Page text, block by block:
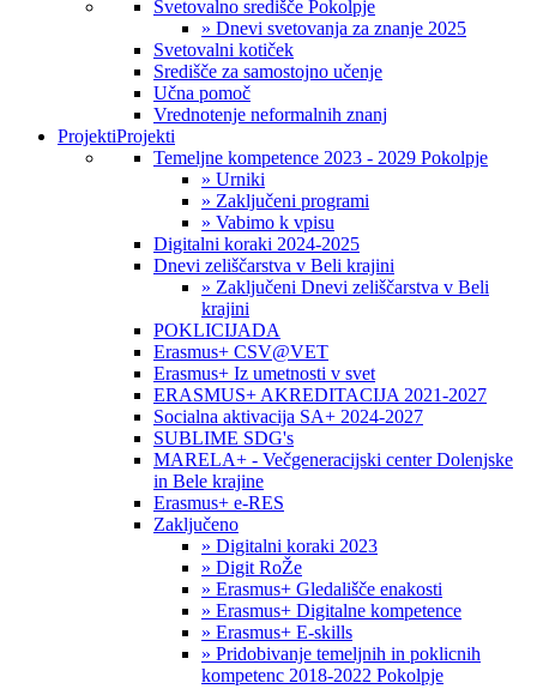
Svetovalno središče Pokolpje
» Dnevi svetovanja za znanje 2025
Svetovalni kotiček
Središče za samostojno učenje
Učna pomoč
Vrednotenje neformalnih znanj
ProjektiProjekti
Temeljne kompetence 2023 - 2029 Pokolpje
» Urniki
» Zaključeni programi
» Vabimo k vpisu
Digitalni koraki 2024-2025
Dnevi zeliščarstva v Beli krajini
» Zaključeni Dnevi zeliščarstva v Beli
krajini
POKLICIJADA
Erasmus+ CSV@VET
Erasmus+ Iz umetnosti v svet
ERASMUS+ AKREDITACIJA 2021-2027
Socialna aktivacija SA+ 2024-2027
SUBLIME SDG's
MARELA+ - Večgeneracijski center Dolenjske
in Bele krajine
Erasmus+ e-RES
Zaključeno
» Digitalni koraki 2023
» Digit RoŽe
» Erasmus+ Gledališče enakosti
» Erasmus+ Digitalne kompetence
» Erasmus+ E-skills
» Pridobivanje temeljnih in poklicnih
kompetenc 2018-2022 Pokolpje